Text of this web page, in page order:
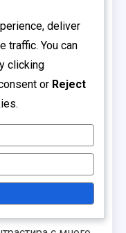
и
на мачовете.
от отбора
върху
често
видео анализ
на
deliver
traffic. You can
clicking
or Reject